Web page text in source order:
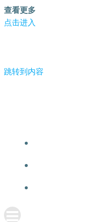
查看更多
点击进入
跳转到内容